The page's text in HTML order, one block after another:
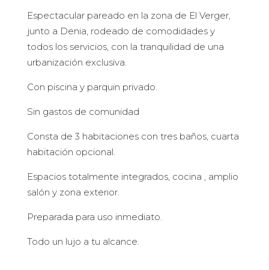
Espectacular pareado en la zona de El Verger,
junto a Denia, rodeado de comodidades y
todos los servicios, con la tranquilidad de una
urbanización exclusiva.
Con piscina y parquin privado.
Sin gastos de comunidad
Consta de 3 habitaciones con tres baños, cuarta
habitación opcional.
Espacios totalmente integrados, cocina , amplio
salón y zona exterior.
Preparada para uso inmediato.
Todo un lujo a tu alcance.